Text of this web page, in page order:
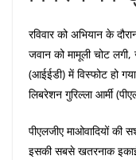
रविवार को अभियान के
जवान को मामूली चोट लगी,
(आईईडी) में विस्फोट हो
लिबरेशन गुरिल्ला आर्मी
पीएलजीए माओवादियों की
इसकी सबसे खतरनाक इकाई